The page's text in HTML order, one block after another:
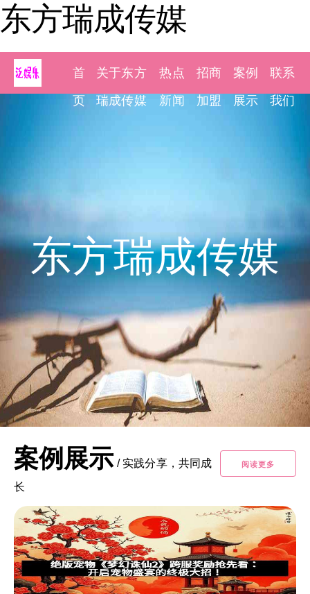
东方瑞成传媒
首
页
关于东方
瑞成传媒
热点
新闻
招商
加盟
案例
展示
联系
我们
东方瑞成传媒
案例展示 / 实践分享，共同成
长
阅读更多